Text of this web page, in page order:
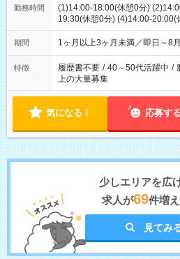
勤務時間
(1)14:00-18:00(休憩0分)
19:30(休憩0分) (4)14:00-20:00(
ます
期間 1ヶ月以上3ヶ月未満／即日～8
特徴 履歴書不要 / 40～50代活躍中 /
上の大量募集
気になる！ 応募する
少しエリアを広
求人が69件増
見てみ